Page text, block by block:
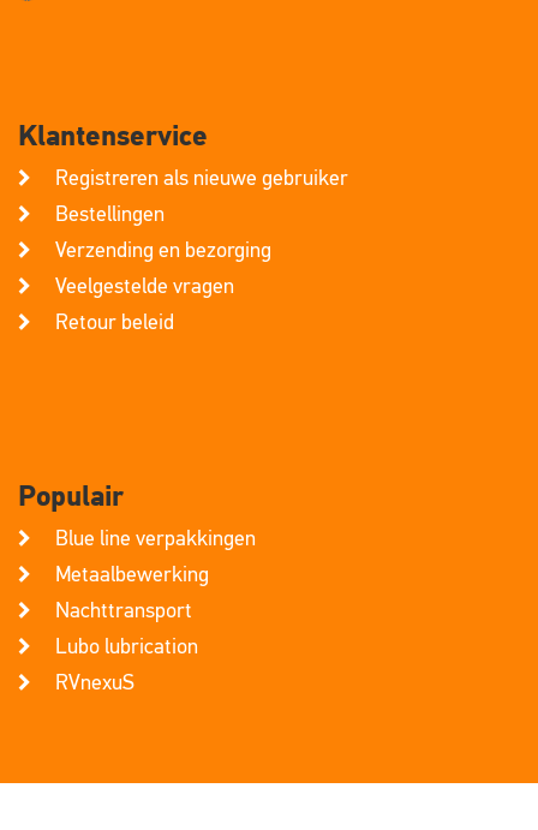
Klantenservice
Registreren als nieuwe gebruiker
Bestellingen
Verzending en bezorging
Veelgestelde vragen
Retour beleid
Populair
Blue line verpakkingen
Metaalbewerking
Nachttransport
Lubo lubrication
RVnexuS